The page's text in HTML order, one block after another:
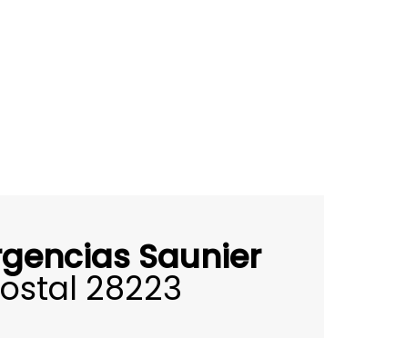
Saunier
28223